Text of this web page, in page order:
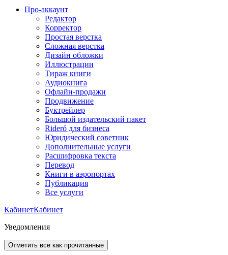
Про-аккаунт
Редактор
Корректор
Простая верстка
Сложная верстка
Дизайн обложки
Иллюстрации
Тираж книги
Аудиокнига
Офлайн-продажи
Продвижение
Буктрейлер
Большой издательский пакет
Rideró для бизнеса
Юридический советник
Дополнительные услуги
Расшифровка текста
Перевод
Книги в аэропортах
Публикация
Все услуги
КабинетКабинет
Уведомления
Отметить все как прочитанные